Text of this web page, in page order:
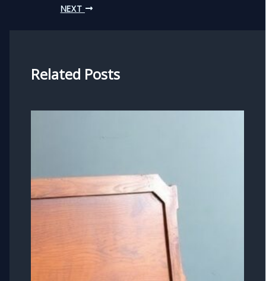
NEXT
Related Posts